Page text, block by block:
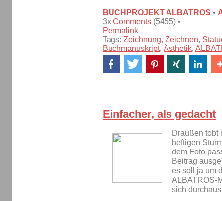
BUCHPROJEKT ALBATROS •
3x Comments (5455) •
Permalink
Tags: Zeichnung, Zeichnen,
Buchmanuskript, Ästhetik,
Einfacher, als gedacht
Draußen tobt
heftigen
dem Foto
Beitrag
es soll ja um
ALBATROS-
sich